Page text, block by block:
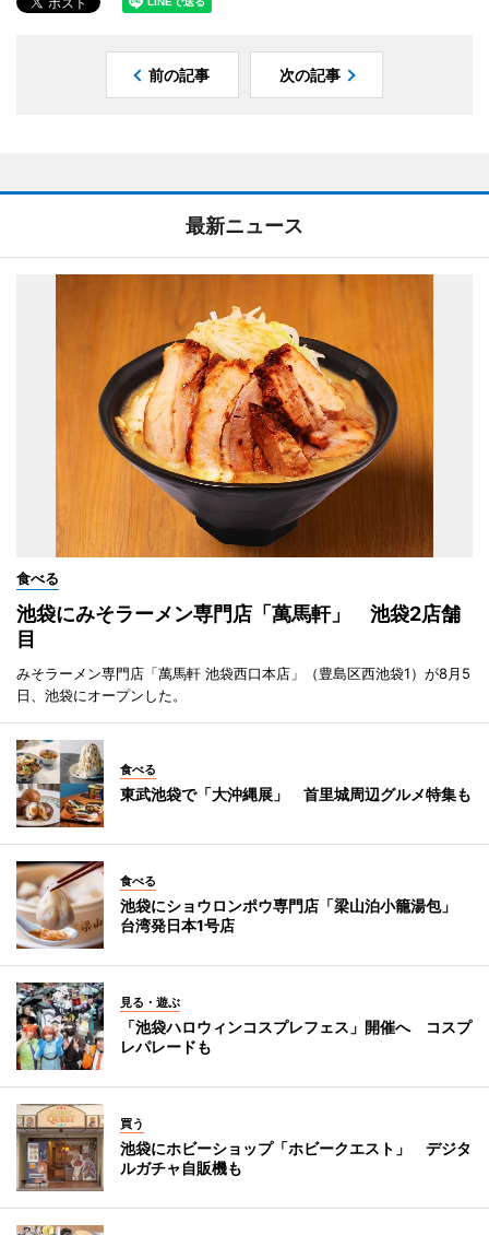
前の記事 次の記事
最新ニュース
食べる
池袋にみそラーメン専門店「萬馬軒」 池袋2店舗
目
みそラーメン専門店「萬馬軒 池袋西口本店」（豊島区西池袋1）が8月5
日、池袋にオープンした。
食べる
東武池袋で「大沖縄展」 首里城周辺グルメ特集も
食べる
池袋にショウロンポウ専門店「梁山泊小籠湯包」
台湾発日本1号店
見る・遊ぶ
「池袋ハロウィンコスプレフェス」開催へ コスプ
レパレードも
買う
池袋にホビーショップ「ホビークエスト」 デジタ
ルガチャ自販機も